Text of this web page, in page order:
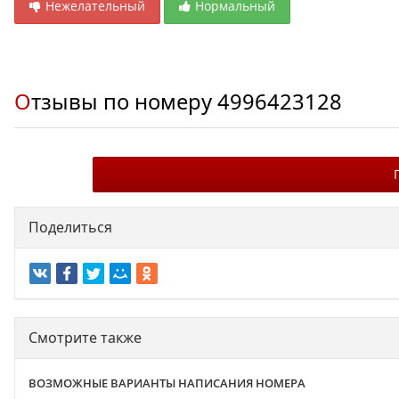
Нежелательный Нормальный
Отзывы по номеру4996423128
Поделиться
Смотрите также
ВОЗМОЖНЫЕ ВАРИАНТЫ НАПИСАНИЯ НОМЕРА